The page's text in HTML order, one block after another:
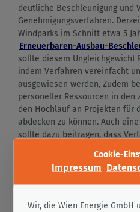
deutliche Beschleunigung und
Genehmigungsverfahren.
Windparks im Schnitt etwa 5
Erneuerbaren-Ausbau-
sollte diesem Ungleichgewicht
indem Verfahren vereinfacht
ausgewiesen werden, Zudem
personeller Ressourcen in den
den Hochlauf an Projekten für
abdecken zu können. Auch
sollte dazu beitragen, dass
beschleunigten Energiewende
Cookie-
Impressum
Bitte treffen Sie
Wir, die Wien Energie GmbH